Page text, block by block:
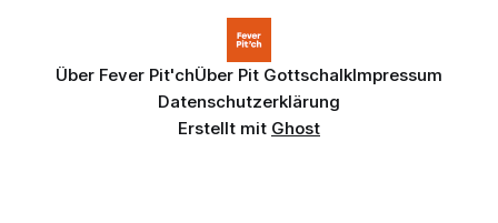
Über Fever Pit'chÜber Pit GottschalkImpressum
Datenschutzerklärung
Erstellt mit Ghost